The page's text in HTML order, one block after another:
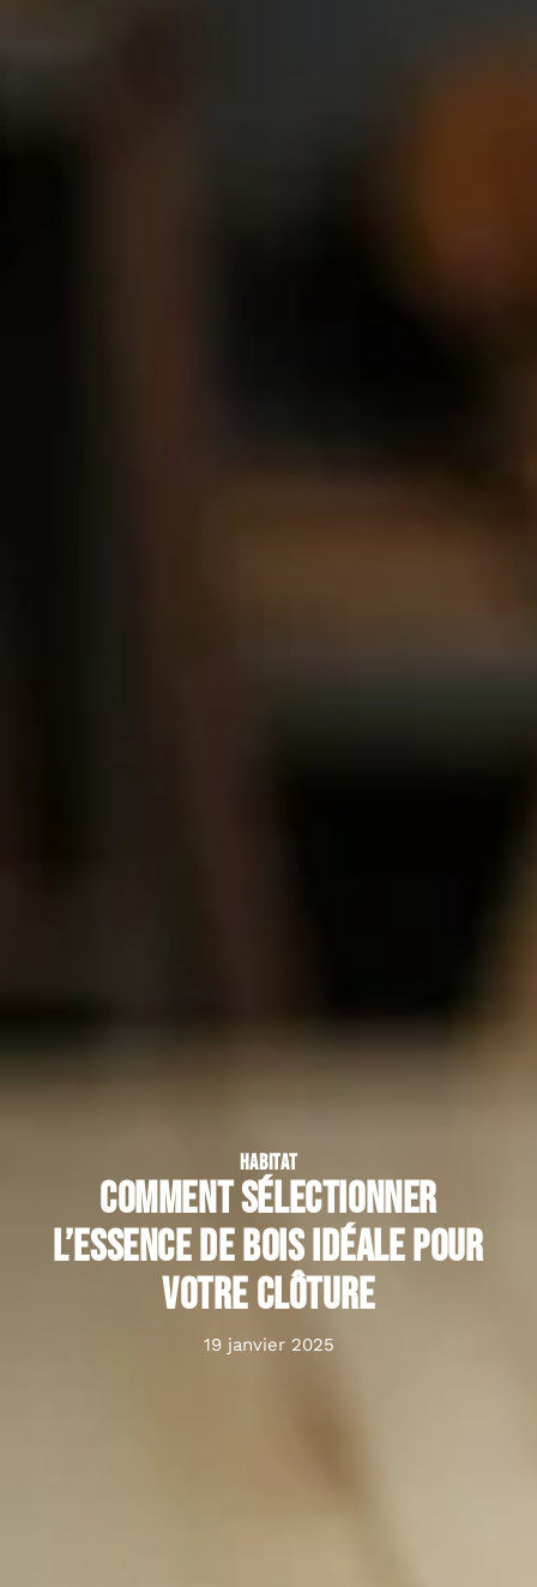
HABITAT
Comment sélectionner
l’essence de bois idéale pour
votre clôture
19 janvier 2025